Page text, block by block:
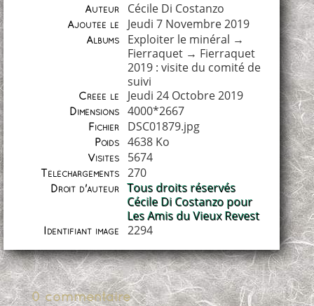
Auteur Cécile Di Costanzo
Ajoutée le Jeudi 7 Novembre 2019
Albums Exploiter le minéral →
Fierraquet→ Fierraquet
2019 : visite du comité de
suivi
Créée le Jeudi 24 Octobre 2019
Dimensions 4000*2667
Fichier DSC01879.jpg
Poids 4638 Ko
Visites 5674
Téléchargements 270
Droit d'auteur
Tous droits réservés
Cécile Di Costanzo pour
Les Amis du Vieux Revest
Identifiant image 2294
0 commentaire